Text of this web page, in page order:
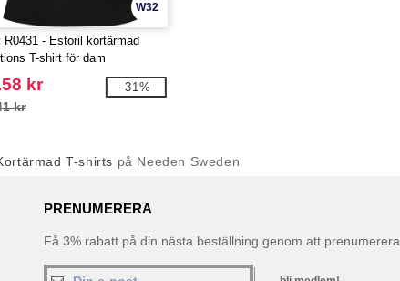
W32
R0431 - Estoril kortärmad
T-shirt för dam
kr
kr
-31%
T-shirts på Needen Sweden
PRENUMERERA
Få 3% rabatt på din nästa beställning genom att prenumerera